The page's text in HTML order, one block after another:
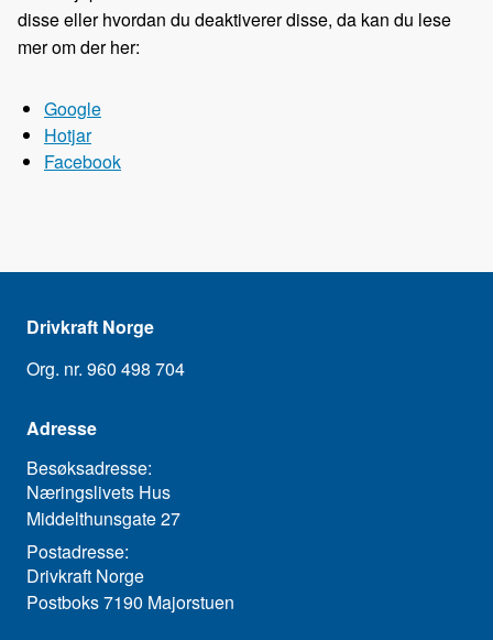
disse eller hvordan du deaktiverer disse, da kan du lese
mer om der her:
Google
Hotjar
Facebook
Drivkraft Norge
Org. nr. 960 498 704
Adresse
Besøksadresse:
Næringslivets Hus
Middelthunsgate 27
Postadresse:
Drivkraft Norge
Postboks 7190 Majorstuen